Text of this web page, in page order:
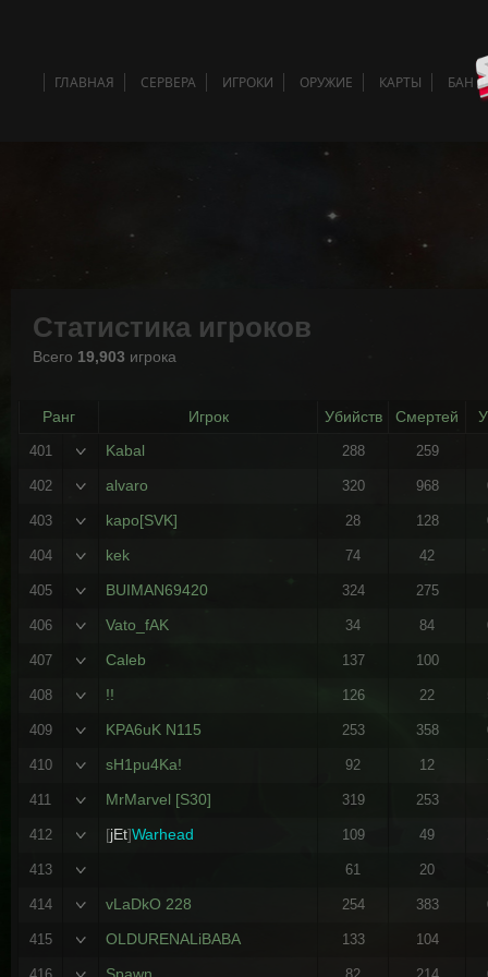
ГЛАВНАЯ СЕРВЕРА ИГРОКИ ОРУЖИЕ КАРТЫ БАН
Статистика игроков
Всего 19,903 игрока
Ранг Игрок Убийств Смертей
401 Kabal 288 259
402 alvaro 320 968
403 kapo[SVK] 28 128
404 kek 74 42
405 BUIMAN69420 324 275
406 Vato_fAK 34 84
407 Caleb 137 100
408 !! 126 22
409 KPA6uK N115 253 358
410 sH1pu4Ka! 92 12
411 MrMarvel [S30] 319 253
412 [jEt]Warhead 109 49
413 61 20
414 vLaDkO 228 254 383
415 OLDURENALiBABA 133 104
Spawn